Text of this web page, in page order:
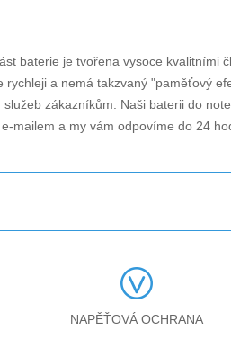
baterie je tvořena vysoce kvalitními
a nemá takzvaný "paměťový
zákazníkům. Naši baterii do
mailem a my vám odpovíme do 24
NAPĚŤOVÁ OCHRANA